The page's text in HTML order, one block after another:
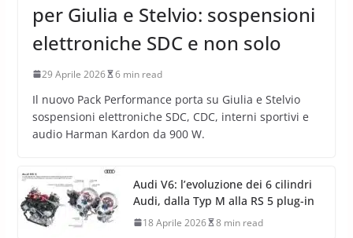
per Giulia e Stelvio: sospensioni
elettroniche SDC e non solo
29 Aprile 2026 6 min read
Il nuovo Pack Performance porta su Giulia e Stelvio
sospensioni elettroniche SDC, CDC, interni sportivi e
audio Harman Kardon da 900 W.
Audi V6: l’evoluzione dei 6 cilindri
Audi, dalla Typ M alla RS 5 plug-in
18 Aprile 2026 8 min read